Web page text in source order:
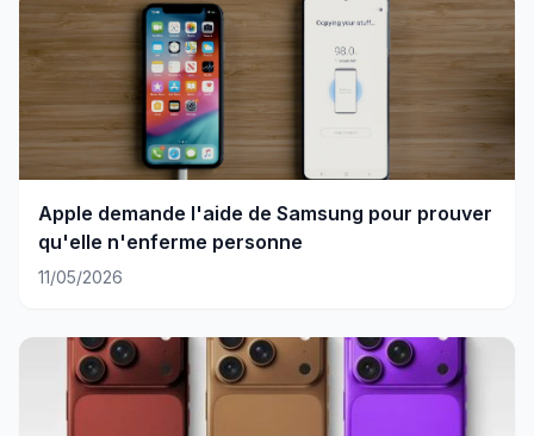
Apple demande l'aide de Samsung pour prouver
qu'elle n'enferme personne
11/05/2026